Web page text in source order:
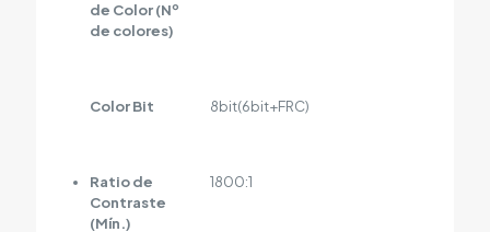
de Color (Nº
de colores)
Color Bit 8bit(6bit+FRC)
Ratio de
Contraste
(Mín.)
1800:1